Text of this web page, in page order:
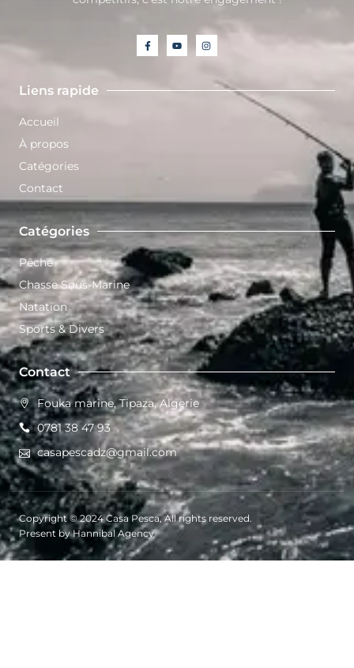
Liens rapide
Accueil
À propos
Catégories
Contact
Catégories
Pêche
Chasse Sous-Marine
Natation
Sports & Divers
Contact
Fouka marine, Tipaza, Algerie
0781 38 47 93
casapescadz@gmail.com
Copyright © 2024 Casa Pesca, All rights reserved.
Present by Hannibal Agency